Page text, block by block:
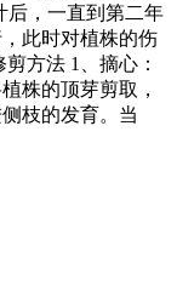
后，一直到第二年
此时对植株的伤
方法 1、摘心：
株的顶芽剪取，
枝的发育。当